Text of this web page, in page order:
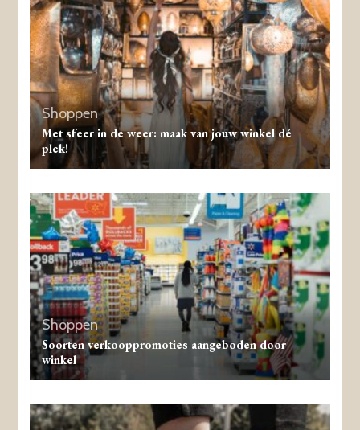
Shoppen
Met sfeer in de weer: maak van jouw winkel dé
plek!
Shoppen
Soorten verkooppromoties aangeboden door
winkel